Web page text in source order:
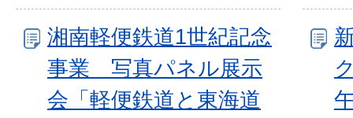
湘南軽便鉄道1世紀記念
事業 写真パネル展示
会「軽便鉄道と東海道